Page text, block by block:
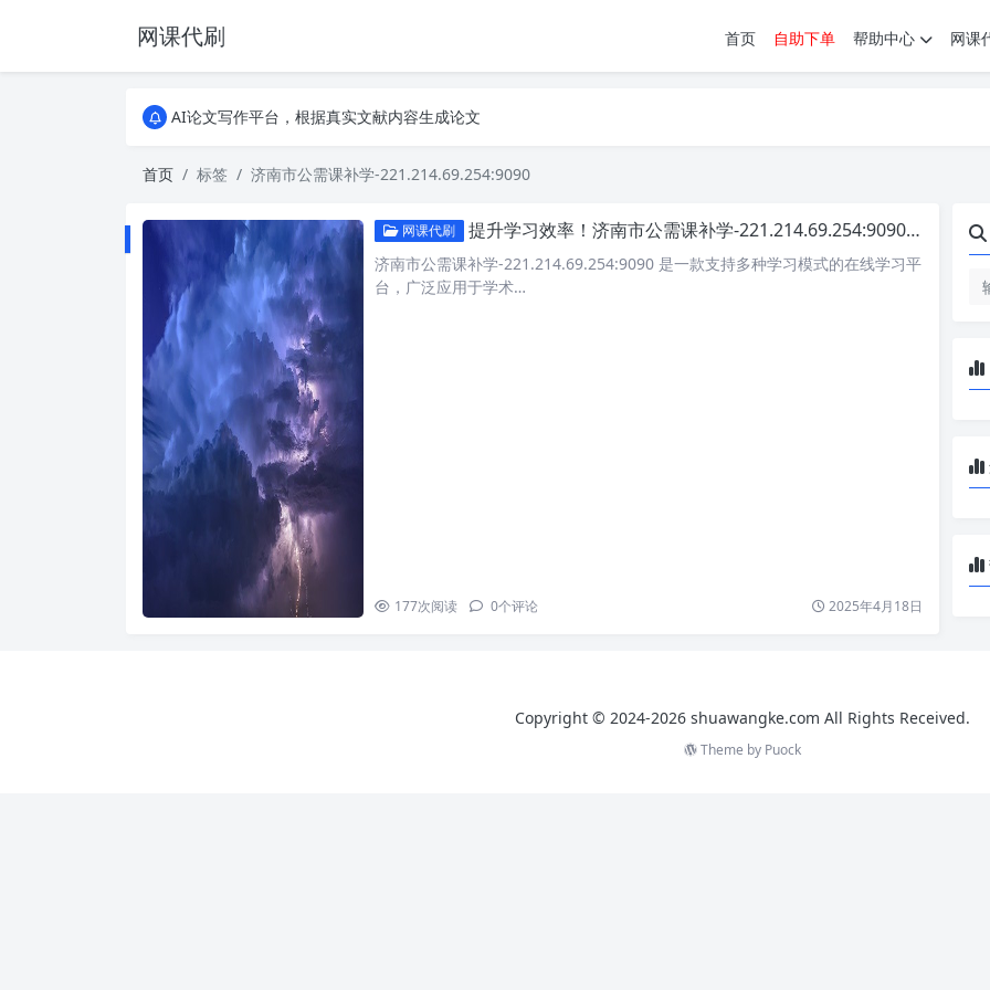
网课代刷 首页 自助下单 帮助中心
网课
AI论文写作平台，根据真实文献内容生成论文
AI论文写作平台，根据真实文献内容生成论文
首页
标签 济南市公需课补学-221.214.69.254:9090
网课代刷 提升学习效率！济南市公需课补学-221.214.69.254:9090 刷课方法全揭秘
济南市公需课补学-221.214.69.254:9090 是一款支持多种学习模式的在线学习平
台，广泛应用于学术…
177次阅读 0个评论 2025年4月18日
Copyright © 2024-2026 shuawangke.com All Rights Received.
Theme by Puock